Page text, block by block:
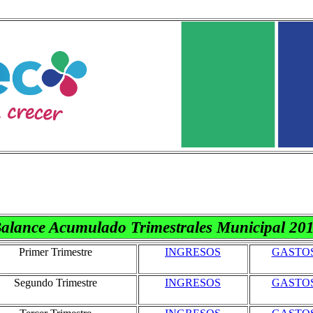
Acumulado Trimestrales Municipal
Primer Trimestre INGRESOS
Segundo Trimestre INGRESOS